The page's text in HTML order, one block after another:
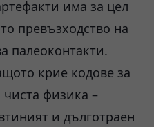
има за цел
превъзходство на
палеоконтакти.
крие кодове за
чиста физика –
и дълготраен